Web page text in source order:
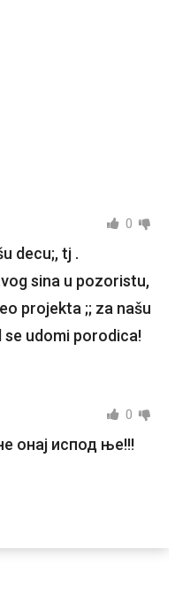
0
decu;, tj .
sina u pozoristu,
projekta ;; za našu
se udomi porodica!
0
онај испод ње!!!